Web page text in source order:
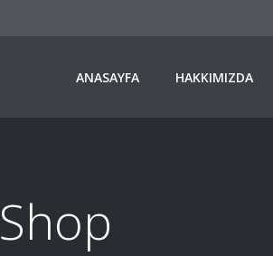
ANASAYFA HAKKIMIZDA
Shop